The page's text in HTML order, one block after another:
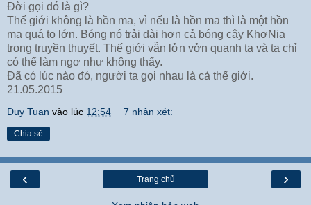
Đời gọi đó là gì?
Thế giới không là hồn ma, vì nếu là hồn ma thì là một hồn
ma quá to lớn. Bóng nó trải dài hơn cả bóng cây KhơNia
trong truyền thuyết. Thế giới vẫn lởn vởn quanh ta và ta chỉ
có thể làm ngơ như không thấy.
Đã có lúc nào đó, người ta gọi nhau là cả thế giới.
21.05.2015
Duy Tuan vào lúc 12:54 7 nhận xét:
Chia sẻ
‹ ›
Trang chủ